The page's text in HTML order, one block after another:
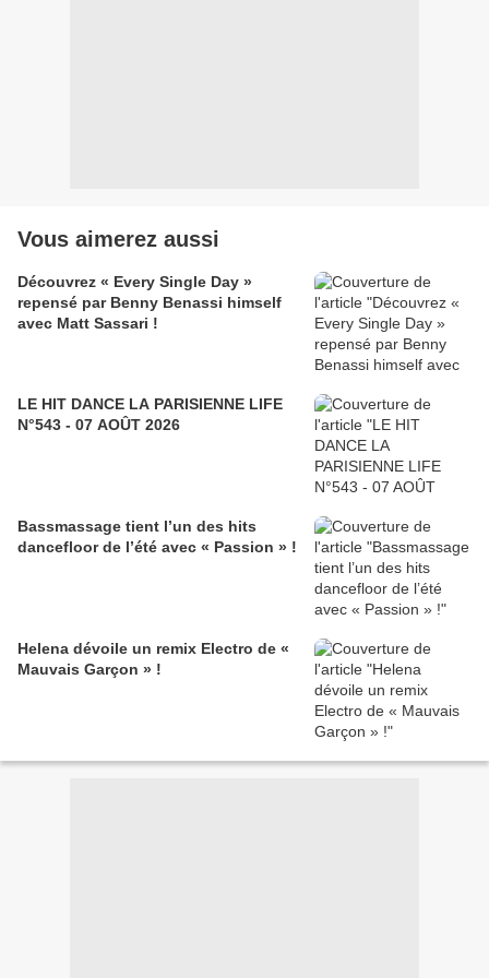
Vous aimerez aussi
Découvrez « Every Single Day »
repensé par Benny Benassi himself
avec Matt Sassari !
LE HIT DANCE LA PARISIENNE LIFE
N°543 - 07 AOÛT 2026
Bassmassage tient l’un des hits
dancefloor de l’été avec « Passion » !
Helena dévoile un remix Electro de «
Mauvais Garçon » !